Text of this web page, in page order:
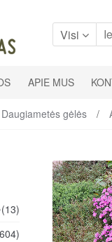
Visi
APIE MUS
Daugiametės gėlės /
(13)